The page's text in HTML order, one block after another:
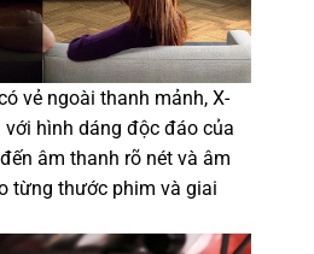
vẻ ngoài thanh mảnh, X-
với hình dáng độc đáo của
âm thanh rõ nét và âm
từng thước phim và giai